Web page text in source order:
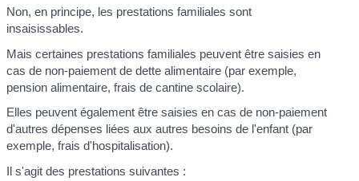
Non, en principe, les prestations familiales sont
insaisissables.
Mais certaines prestations familiales peuvent être saisies en
cas de non-paiement de dette alimentaire (par exemple,
pension alimentaire, frais de cantine scolaire).
Elles peuvent également être saisies en cas de non-paiement
d'autres dépenses liées aux autres besoins de l'enfant (par
exemple, frais d'hospitalisation).
Il s'agit des prestations suivantes :